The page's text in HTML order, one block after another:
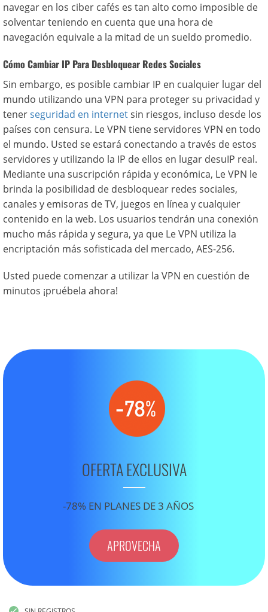
navegar en los ciber cafés es tan alto como imposible de
solventar teniendo en cuenta que una hora de
navegación equivale a la mitad de un sueldo promedio.
Cómo Cambiar IP Para Desbloquear Redes Sociales
Sin embargo, es posible cambiar IP en cualquier lugar del
mundo utilizando una VPN para proteger su privacidad y
tenerseguridad en internetsin riesgos, incluso desde los
países con censura. Le VPN tiene servidores VPN en todo
el mundo. Usted se estará conectando a través de estos
servidores y utilizando la IP de ellos en lugar desuIP real.
Mediante una suscripción rápida y económica, Le VPN le
brinda la posibilidad de desbloquear redes sociales,
canales y emisoras de TV, juegos en línea y cualquier
contenido en la web. Los usuarios tendrán una conexión
mucho más rápida y segura, ya que Le VPN utiliza la
encriptación más sofisticada del mercado, AES-256.
Usted puede comenzar a utilizar la VPN en cuestión de
minutos ¡pruébela ahora!
OFERTA EXCLUSIVA
-78% EN PLANES DE 3 AÑOS
APROVECHA